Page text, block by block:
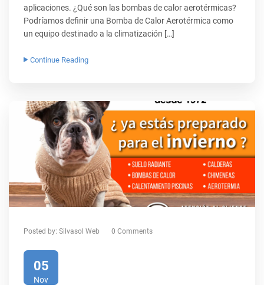
aplicaciones. ¿Qué son las bombas de calor aerotérmicas?
Podríamos definir una Bomba de Calor Aerotérmica como
un equipo destinado a la climatización […]
Continue Reading
Posted by: Silvasol Web 0 Comments
05
Nov